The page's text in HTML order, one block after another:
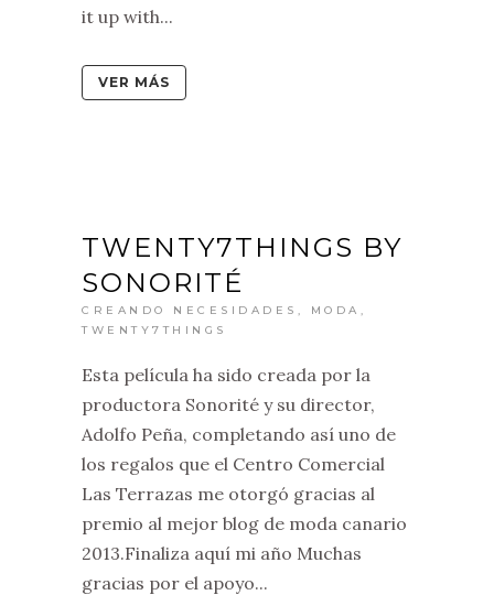
it up with...
VER MÁS
TWENTY7THINGS BY
SONORITÉ
CREANDO NECESIDADES MODA
TWENTY7THINGS
Esta película ha sido creada por la
productora Sonorité y su director,
Adolfo Peña, completando así uno de
los regalos que el Centro Comercial
Las Terrazas me otorgó gracias al
premio al mejor blog de moda canario
2013.Finaliza aquí mi año Muchas
gracias por el apoyo...